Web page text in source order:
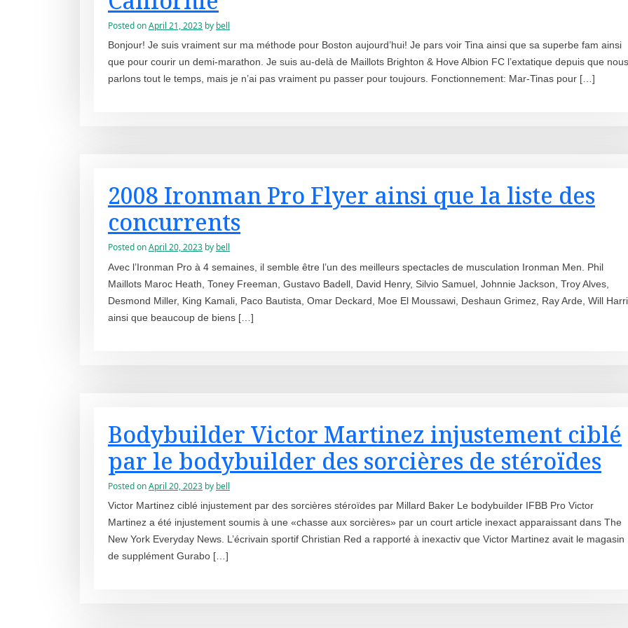
Posted onApril 21, 2023 by bell
Bonjour! Je suis vraiment sur ma méthode pour Boston aujourd’hui! Je pars voir Tina ainsi que sa superbe fam ainsi
que pour courir un demi-marathon. Je suis au-delà de Maillots Brighton & Hove Albion FC l’extatique depuis que nous
parlons tout le temps, mais je n’ai pas vraiment pu passer pour toujours. Fonctionnement: Mar-Tinas pour […]
2008 Ironman Pro Flyer ainsi que la liste des
concurrents
Posted onApril 20, 2023 by bell
Avec l’Ironman Pro à 4 semaines, il semble être l’un des meilleurs spectacles de musculation Ironman Men. Phil
Maillots Maroc Heath, Toney Freeman, Gustavo Badell, David Henry, Silvio Samuel, Johnnie Jackson, Troy Alves,
Desmond Miller, King Kamali, Paco Bautista, Omar Deckard, Moe El Moussawi, Deshaun Grimez, Ray Arde, Will
ainsi que beaucoup de biens […]
Bodybuilder Victor Martinez injustement ciblé
par le bodybuilder des sorcières de stéroïdes
Posted onApril 20, 2023 by bell
Victor Martinez ciblé injustement par des sorcières stéroïdes par Millard Baker Le bodybuilder IFBB Pro Victor
Martinez a été injustement soumis à une «chasse aux sorcières» par un court article inexact apparaissant dans The
New York Everyday News. L’écrivain sportif Christian Red a rapporté à inexactiv que Victor Martinez avait le magasin
de supplément Gurabo […]